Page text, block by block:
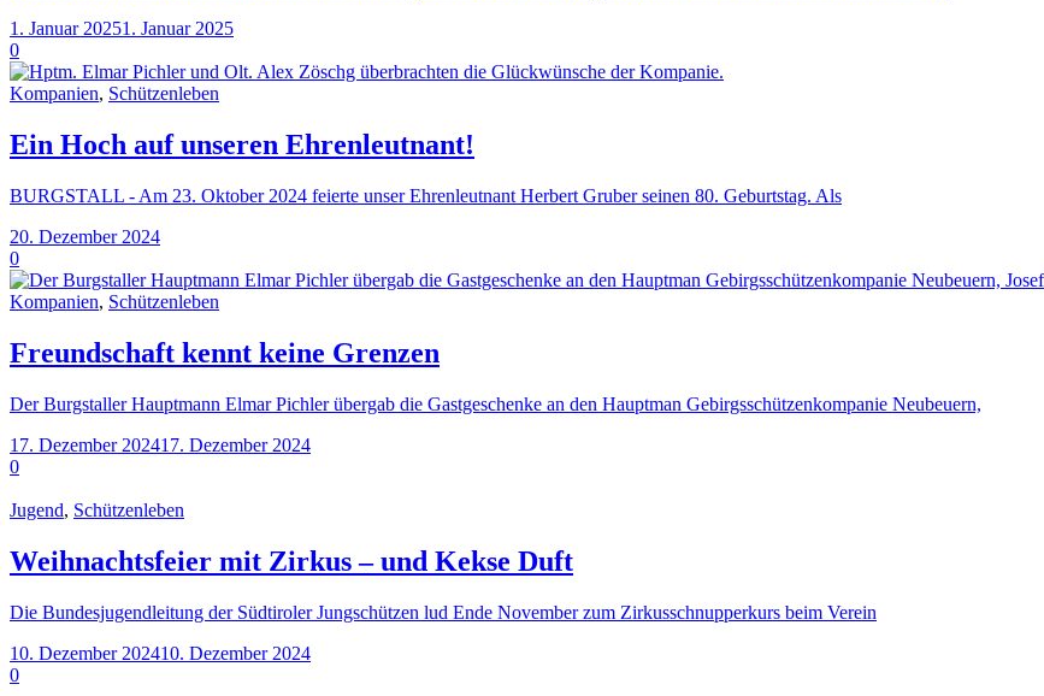
1. Januar 20251. Januar 2025
0
Kompanien, Schützenleben
Ein Hoch auf unseren Ehrenleutnant!
BURGSTALL - Am 23. Oktober 2024 feierte unser Ehrenleutnant Herbert Gruber seinen 80. Geburtstag. Als
20. Dezember 2024
0
Kompanien, Schützenleben
Freundschaft kennt keine Grenzen
Der Burgstaller Hauptmann Elmar Pichler übergab die Gastgeschenke an den Hauptman Gebirgsschützenkompanie Neubeuern,
17. Dezember 202417. Dezember 2024
0
Jugend, Schützenleben
Weihnachtsfeier mit Zirkus – und Kekse Duft
Die Bundesjugendleitung der Südtiroler Jungschützen lud Ende November zum Zirkusschnupperkurs beim Verein
10. Dezember 202410. Dezember 2024
0